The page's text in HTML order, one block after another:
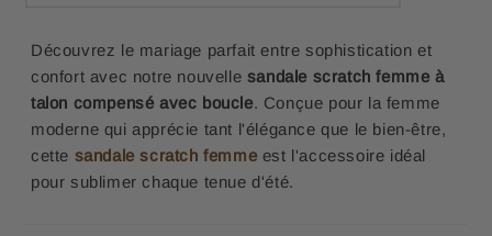
Découvrez le mariage parfait entre sophistication et
confort avec notre nouvelle sandale scratch femme à
talon compensé avec boucle. Conçue pour la femme
moderne qui apprécie tant l'élégance que le bien-être,
cette sandale scratch femmeest l'accessoire idéal
pour sublimer chaque tenue d'été.